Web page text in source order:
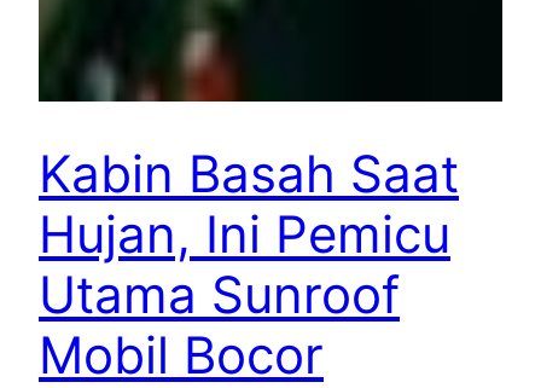
Kabin Basah Saat
Hujan, Ini Pemicu
Utama Sunroof
Mobil Bocor